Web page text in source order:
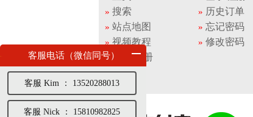
搜索
站点地图
视频教程
登录/注册
历史订单
忘记密码
修改密码
客服电话（微信同号）
客服 Kim ： 13520288013
客服 Nick ： 15810982825